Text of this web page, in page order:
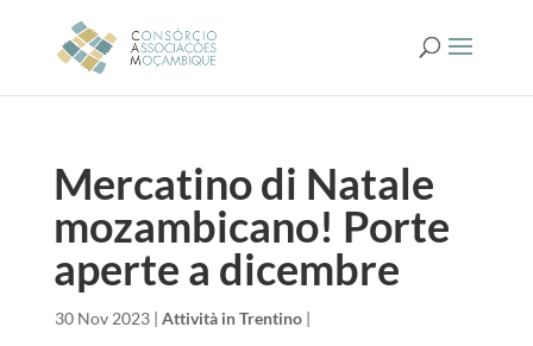
Mercatino di Natale
mozambicano! Porte
aperte a dicembre
30 Nov 2023| Attività in Trentino|